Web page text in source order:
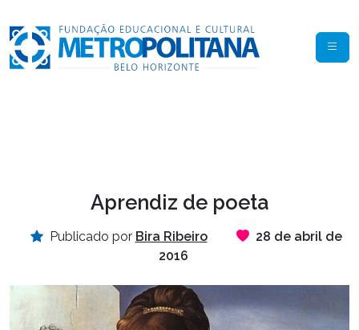
Aprendiz de poeta
Publicado por Bira Ribeiro
28 de abril de
2016